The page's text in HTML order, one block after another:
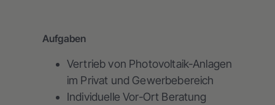
Aufgaben
Vertrieb von Photovoltaik-Anlagen
im Privat und Gewerbebereich
Individuelle Vor-Ort Beratung